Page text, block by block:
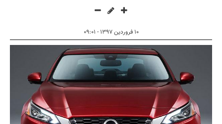
۱۰ فروردین ۱۳۹۷ - ۰۹:۰۱